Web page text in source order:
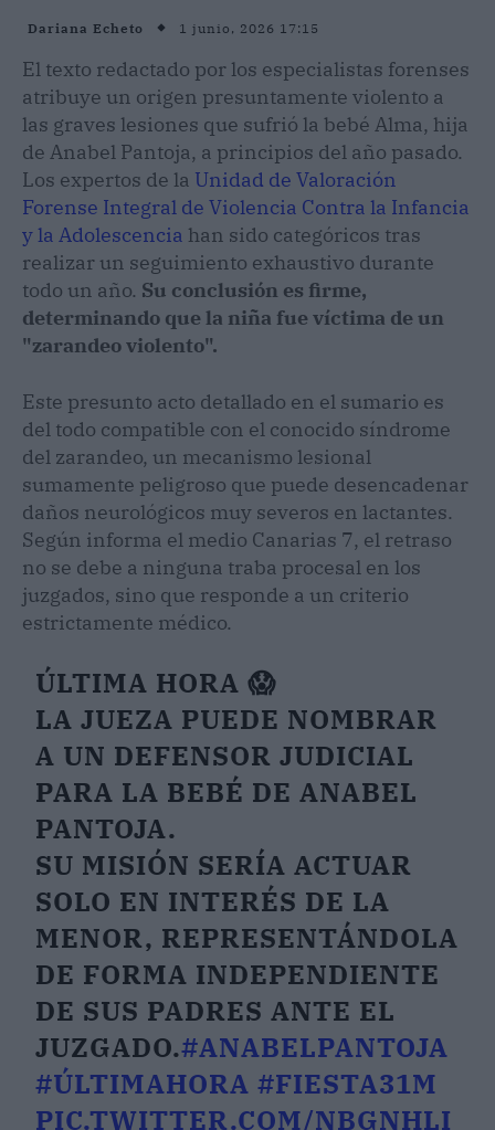
Dariana Echeto 1 junio, 2026 17:15
El texto redactado por los especialistas forenses
atribuye un origen presuntamente violento a
las graves lesiones que sufrió la bebé Alma, hija
de Anabel Pantoja, a principios del año pasado.
Los expertos de la Unidad de Valoración
Forense Integral de Violencia Contra la Infancia
y la Adolescencia han sido categóricos tras
realizar un seguimiento exhaustivo durante
todo un año. Su conclusión es firme,
determinando que la niña fue víctima de un
"zarandeo violento".
Este presunto acto detallado en el sumario es
del todo compatible con el conocido síndrome
del zarandeo, un mecanismo lesional
sumamente peligroso que puede desencadenar
daños neurológicos muy severos en lactantes.
Según informa el medio Canarias 7, el retraso
no se debe a ninguna traba procesal en los
juzgados, sino que responde a un criterio
estrictamente médico.
ÚLTIMA HORA 😱
LA JUEZA PUEDE NOMBRAR
A UN DEFENSOR JUDICIAL
PARA LA BEBÉ DE ANABEL
PANTOJA.
SU MISIÓN SERÍA ACTUAR
SOLO EN INTERÉS DE LA
MENOR, REPRESENTÁNDOLA
DE FORMA INDEPENDIENTE
DE SUS PADRES ANTE EL
JUZGADO.#ANABELPANTOJA
#ÚLTIMAHORA #FIESTA31M
PIC.TWITTER.COM/NBGNHLI